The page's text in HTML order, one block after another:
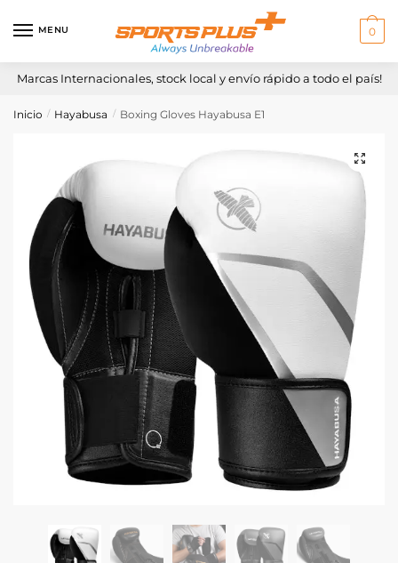
MENU 0
Marcas Internacionales, stock local y envío rápido a todo el país!
Inicio / Hayabusa / Boxing Gloves Hayabusa E1